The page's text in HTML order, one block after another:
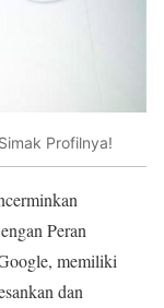
Profilnya!
Peran
memiliki
dan